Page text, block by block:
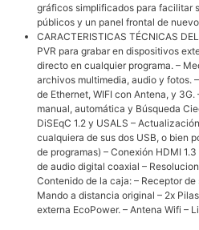
gráficos simplificados para facilitar
públicos y un panel frontal de
CARACTERISTICAS TÉCNICAS
PVR para grabar en dispositivos
directo en cualquier programa. –
archivos multimedia, audio y fotos.
de Ethernet, WIFI con Antena, y
manual, automática y Búsqueda
DiSEqC 1.2 y USALS –
cualquiera de sus dos USB, o bien
de programas) – Conexión HDMI
de audio digital coaxial –
Contenido de la caja: – Receptor de
Mando a distancia original – 2x
externa EcoPower. – Antena Wifi –